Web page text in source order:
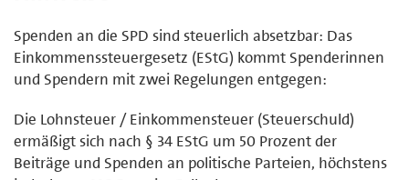
Spenden an die SPD sind steuerlich absetzbar: Das
Einkommenssteuergesetz (EStG) kommt Spenderinnen
und Spendern mit zwei Regelungen entgegen:
Die Lohnsteuer / Einkommensteuer (Steuerschuld)
ermäßigt sich nach § 34 EStG um 50 Prozent der
Beiträge und Spenden an politische Parteien, höchstens